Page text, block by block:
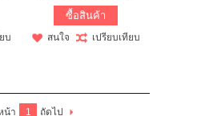
บ
ซื้อสินค้า
สนใจ เปรียบเทียบ
น้า 1 ถัดไป